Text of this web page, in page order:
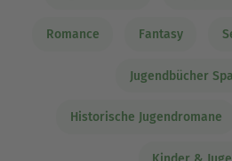
Romance Fantasy
Jugendbücher
Historische Jugendromane